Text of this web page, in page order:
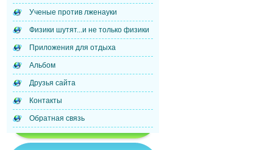
Ученые против лженауки
Физики шутят...и не только физики
Приложения для отдыха
Альбом
Друзья сайта
Контакты
Обратная связь